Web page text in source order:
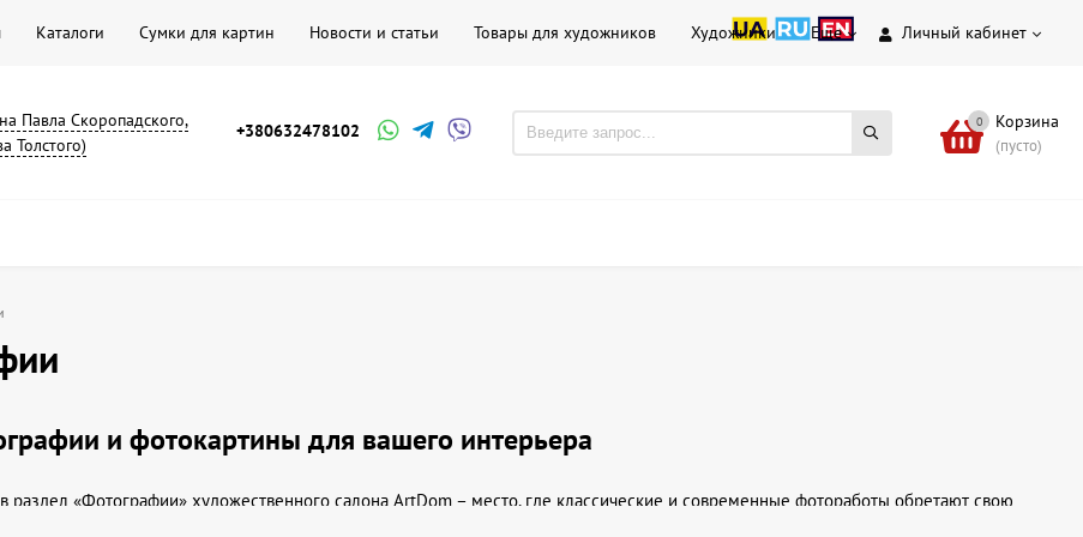
Личный кабинет
Каталоги Сумки для картин Новости и статьи Товары для художников Художники Еще
Павла Скоропадского,
Толстого)
+380632478102 0 Корзина
(пусто)
и фотокартины для вашего интерьера
раздел «Фотографии» художественного салона ArtDom – место, где классические и современные фотоработы обретают свою
вы найдете впечатляющие фотографические произведения, которые украсят ваш дом или офис, а также подчеркнут вашу